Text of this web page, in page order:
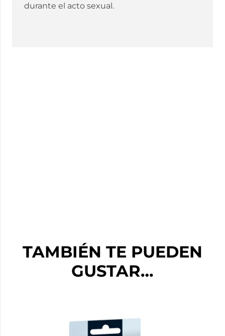
durante el acto sexual.
TAMBIÉN TE PUEDEN
GUSTAR…